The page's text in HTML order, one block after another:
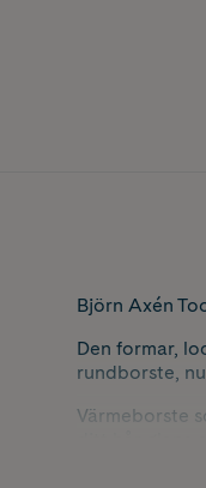
Björn Axén
Den formar,
rundborste,
Värmeborste